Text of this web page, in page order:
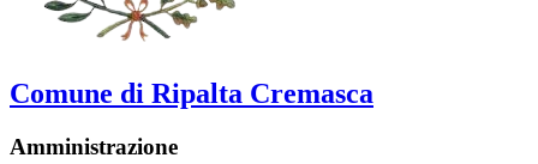
Comune di Ripalta Cremasca
Amministrazione